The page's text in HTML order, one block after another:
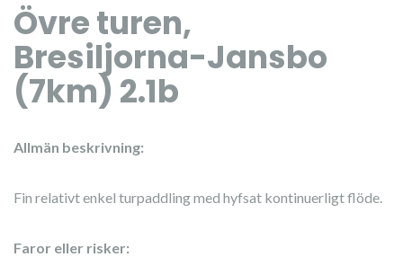
Övre turen,
Bresiljorna-Jansbo
(7km) 2.1b
Allmän beskrivning:
Fin relativt enkel turpaddling med hyfsat kontinuerligt flöde.
Faror eller risker: